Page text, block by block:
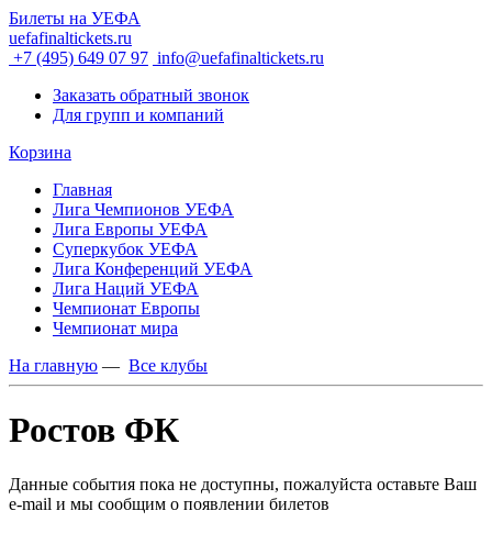
Билеты на УЕФА
uefafinaltickets.ru
+7 (495) 649 07 97 info@uefafinaltickets.ru
Заказать обратный звонок
Для групп и компаний
Корзина
Главная
Лига Чемпионов УЕФА
Лига Европы УЕФА
Суперкубок УЕФА
Лига Конференций УЕФА
Лига Наций УЕФА
Чемпионат Европы
Чемпионат мира
На главную — Все клубы
Ростов ФК
Данные события пока не доступны, пожалуйста оставьте Ваш
e-mail и мы сообщим о появлении билетов